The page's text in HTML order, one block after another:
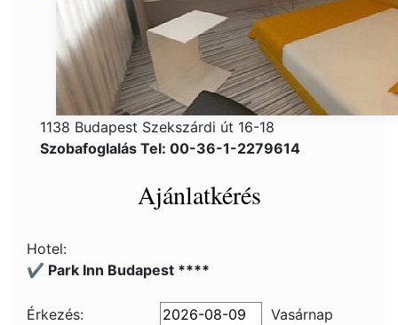
1138 Budapest Szekszárdi út 16-18
Szobafoglalás Tel: 00-36-1-2279614
Ajánlatkérés
Hotel:
✔️ Park Inn Budapest ****
Érkezés: Vasárnap